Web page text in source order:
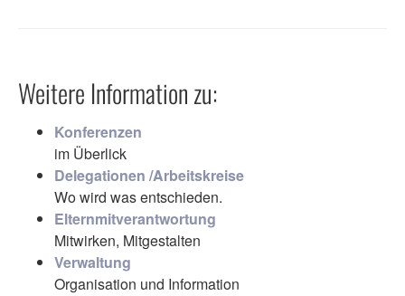
Weitere Information zu:
Konferenzen
im Überlick
Delegationen /Arbeitskreise
Wo wird was entschieden.
Elternmitverantwortung
Mitwirken, Mitgestalten
Verwaltung
Organisation und Information